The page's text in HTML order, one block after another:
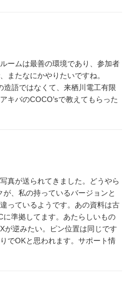
ームは最善の環境であり、参加者
またなにかやりたいですね。
造語ではなくて、来栖川電工有限
キバのCOCO’sで教えてもらった
真が送られてきました。どうやら
が、私の持っているバージョンと
っているようです。あの資料は古
に準拠してます。あたらしいもの
が逆みたい。ピン位置は同じです
でOKと思われます。サポート情